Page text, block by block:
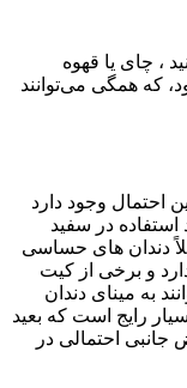
، چای یا قهوه
که همگی می‌توانند
احتمال وجود دارد
در سفید
دندان های حساسی
و برخی از کیت
به مینای دندان
رایج است که بعید
احتمالی در